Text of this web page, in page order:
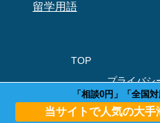
留学用語
TOP
プライバシ
© 2020 ぼ
「相談0円」「全国
当サイトで人気の大手